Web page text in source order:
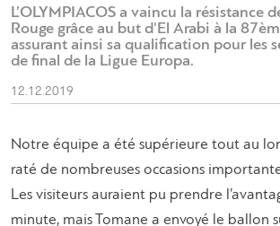
L’OLYMPIACOS a vaincu la résistance
Rouge grâce au but d'El Arabi à la
assurant ainsi sa qualification pour les
de final de la Ligue Europa.
12.12.2019
Notre équipe a été supérieure tout au
raté de nombreuses occasions
Les visiteurs auraient pu prendre
minute, mais Tomane a envoyé le ballon